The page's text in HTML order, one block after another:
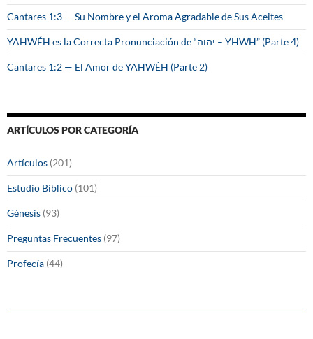
Cantares 1:3 — Su Nombre y el Aroma Agradable de Sus Aceites
YAHWÉH es la Correcta Pronunciación de “יהוה – YHWH” (Parte 4)
Cantares 1:2 — El Amor de YAHWÉH (Parte 2)
ARTÍCULOS POR CATEGORÍA
Artículos (201)
Estudio Bíblico (101)
Génesis (93)
Preguntas Frecuentes (97)
Profecía (44)